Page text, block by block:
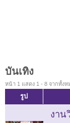
บันเทิง
หน้า 1 แสดง 1 - 8 จากทั้งห
รูป
งาน